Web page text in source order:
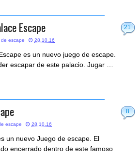
21
Escape
escape 28.10.16
es un nuevo juego de escape.
escapar de este palacio. Jugar …
8
escape 28.10.16
un nuevo Juego de escape. El
encerrado dentro de este famoso